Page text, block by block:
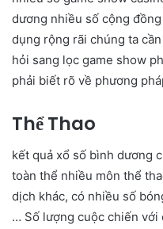
dương nhiều số cộng
dụng rộng rãi chúng ta
hỏi sang lọc game show
phải biết rõ về phương
Thể Thao
kết quả xổ số bình dương
toàn thể nhiều môn thể
dịch khác, có nhiều số
… Số lượng cuộc chiến